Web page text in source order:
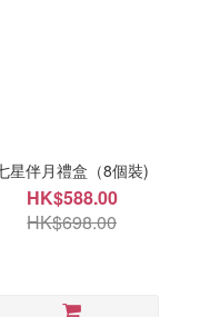
星伴月禮盒（8個裝)
HK$588.00
HK$698.00